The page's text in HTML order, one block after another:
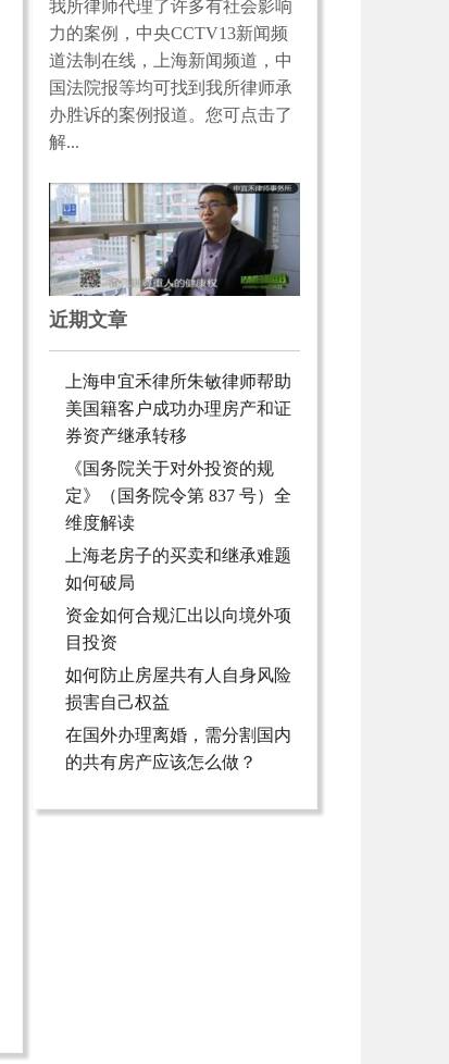
我所律师代理了许多有社会影响
力的案例，中央CCTV13新闻频
道法制在线，上海新闻频道，中
国法院报等均可找到我所律师承
办胜诉的案例报道。您可点击了
解...
近期文章
上海申宜禾律所朱敏律师帮助
美国籍客户成功办理房产和证
券资产继承转移
《国务院关于对外投资的规
定》（国务院令第 837 号）全
维度解读
上海老房子的买卖和继承难题
如何破局
资金如何合规汇出以向境外项
目投资
如何防止房屋共有人自身风险
损害自己权益
在国外办理离婚，需分割国内
的共有房产应该怎么做？